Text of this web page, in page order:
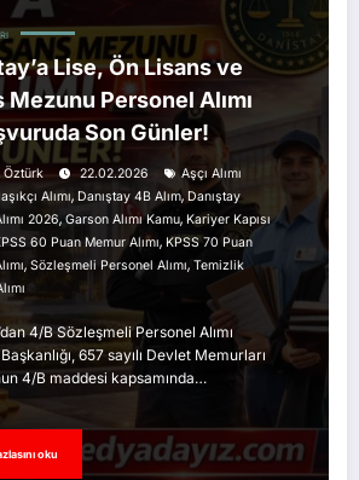
Lise, Ön Lisans ve
Mezunu Personel Alımı
Son Günler!
Öztürk 22.02.2026
Aşçı Alımı
Alımı, Danıştay 4B Alım, Danıştay
2026, Garson Alımı Kamu, Kariyer Kapısı
60 Puan Memur Alımı, KPSS 70 Puan
, Sözleşmeli Personel Alımı, Temizlik
4/B Sözleşmeli Personel Alımı
657 sayılı Devlet Memurları
4/B maddesi kapsamında…
oku